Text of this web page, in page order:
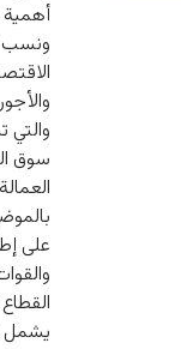
ونسب
سوق
على
يشمل